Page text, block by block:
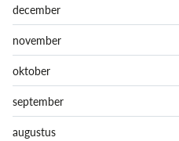
december
november
oktober
september
augustus